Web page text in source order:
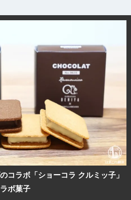
コラボ「ショーコラ クルミッ子」
ボ菓子